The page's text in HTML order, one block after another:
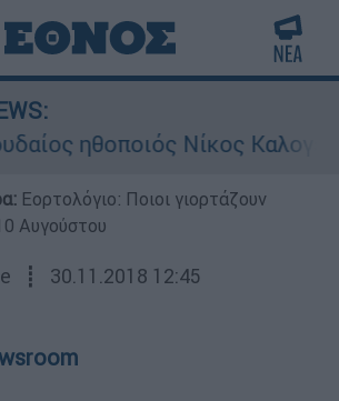
ηθοποιός Νίκος
Εορτολόγιο: Ποιοι γιορτάζουν
Αυγούστου
┋ 30.11.2018 12:45